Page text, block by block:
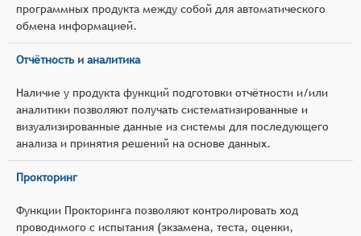
программных продукта между собой для автоматического
обмена информацией.
Отчётность и аналитика
Наличие у продукта функций подготовки отчётности и/или
аналитики позволяют получать систематизированные и
визуализированные данные из системы для последующего
анализа и принятия решений на основе данных.
Прокторинг
Функции Прокторинга позволяют контролировать ход
проводимого с испытания (экзамена, теста, оценки,